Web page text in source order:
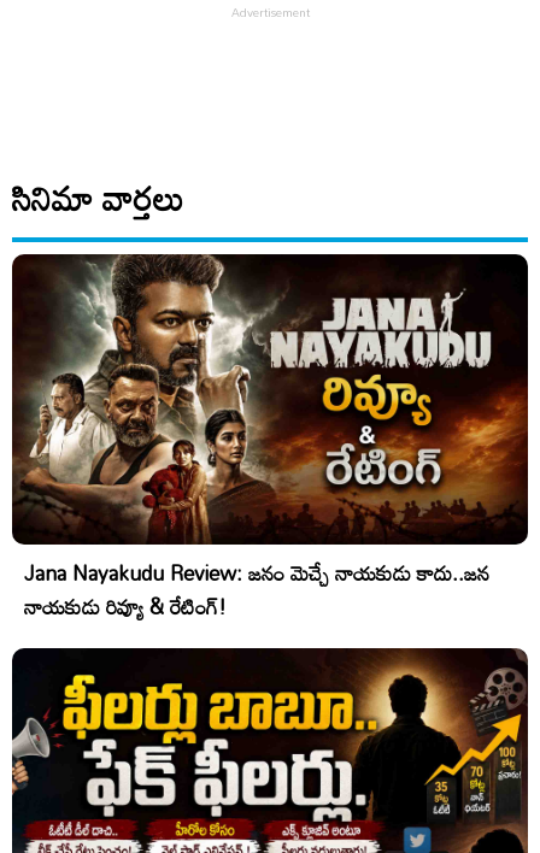
సినిమా వార్తలు
Jana Nayakudu Review: జనం మెచ్చే నాయకుడు కాదు..జన
నాయకుడు రివ్యూ & రేటింగ్!